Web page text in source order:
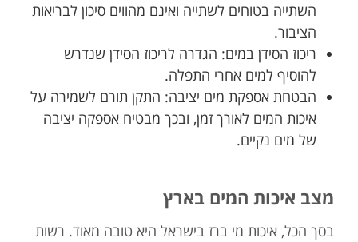
השתייה בטוחים לשתייה ואינם מהווים סיכון לבריאות
הציבור.
ריכוז הסידן במים: הגדרה לריכוז הסידן שנדרש
להוסיף למים אחרי התפלה.
הבטחת אספקת מים יציבה: התקן תורם לשמירה על
איכות המים לאורך זמן, ובכך מבטיח אספקה יציבה
של מים נקיים.
מצב איכות המים בארץ
בסך הכל, איכות מי ברז בישראל היא טובה מאוד. רשות